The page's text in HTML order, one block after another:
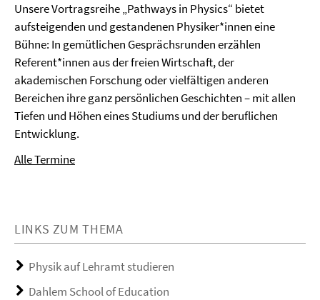
Unsere Vortragsreihe „Pathways in Physics“ bietet
aufsteigenden und gestandenen Physiker*innen eine
Bühne: In gemütlichen Gesprächsrunden erzählen
Referent*innen aus der freien Wirtschaft, der
akademischen Forschung oder vielfältigen anderen
Bereichen ihre ganz persönlichen Geschichten – mit allen
Tiefen und Höhen eines Studiums und der beruflichen
Entwicklung.
Alle Termine
LINKS ZUM THEMA
Physik auf Lehramt studieren
Dahlem School of Education